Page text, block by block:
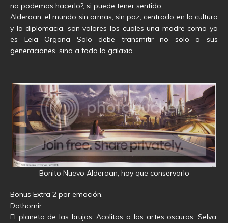
no podemos hacerlo?, si puede tener sentido.
Alderaan, el mundo sin armas, sin paz, centrado en la cultura
y la diplomacia, son valores los cuales una madre como ya
es Leia Organa Solo debe transmitir no solo a sus
generaciones, sino a toda la galaxia.
Bonito Nuevo Alderaan, hay que conservarlo
Bonus Extra 2 por emoción.
Dathomir.
El planeta de las brujas. Acolitas a las artes oscuras. Selva,